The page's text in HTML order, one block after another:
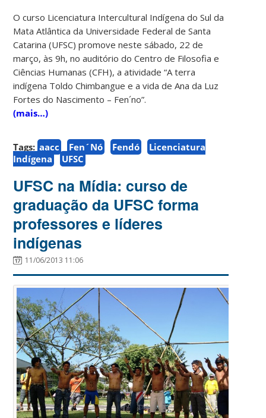
O curso Licenciatura Intercultural Indígena do Sul da
Mata Atlântica da Universidade Federal de Santa
Catarina (UFSC) promove neste sábado, 22 de
março, às 9h, no auditório do Centro de Filosofia e
Ciências Humanas (CFH), a atividade “A terra
indígena Toldo Chimbangue e a vida de Ana da Luz
Fortes do Nascimento – Fen´no”.
(mais…)
Tags: aacc Fen´Nó Fendó
Licenciatura
Indígena
UFSC
UFSC na Mídia: curso de
graduação da UFSC forma
professores e líderes
indígenas
11/06/2013 11:06